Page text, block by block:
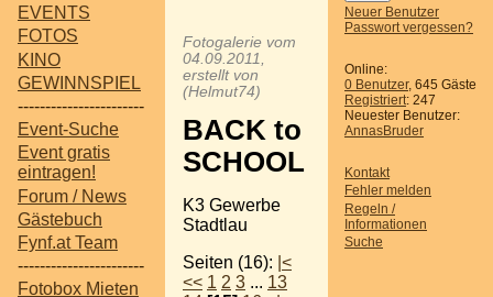
EVENTS
FOTOS
KINO
GEWINNSPIEL
-----------------------
Event-Suche
Event gratis
eintragen!
Forum / News
Gästebuch
Fynf.at Team
-----------------------
Fotobox Mieten
Neuer Benutzer
Passwort vergessen?
Online:
0 Benutzer, 645 Gäste
Registriert: 247
Neuester Benutzer:
AnnasBruder
Kontakt
Fehler melden
Regeln /
Informationen
Suche
Fotogalerie vom
04.09.2011,
erstellt von
(Helmut74)
BACK to
SCHOOL
K3 Gewerbe
Stadtlau
Seiten (16): |<
<< 1 2 3 ... 13